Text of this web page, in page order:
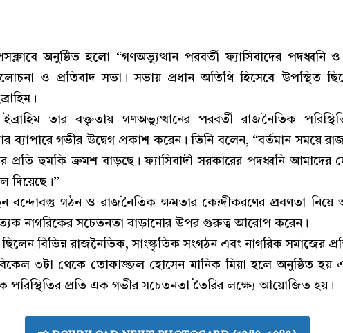
অনুষ্ঠিত হলো “গণঅভ্যুত্থান পরবর্তী ফ্যাসিবাদের পদধ্বনি ও
ও প্রতিবাদ সভা। সভায় প্রধান অতিথি হিসেবে উপস্থিত ছিলেন
তার বক্তৃতায় গণঅভ্যুত্থানের পরবর্তী রাজনৈতিক
ব্যাপারে গভীর উদ্বেগ প্রকাশ করেন। তিনি বলেন, “বর্তমান সময়ে
প্রতি হুমকি ক্রমশ বাড়ছে। ফ্যাসিবাদী সরকারের পদধ্বনি আমাদের
দিয়েছে।”
বন্দোবস্তু গঠন ও রাজনৈতিক ক্ষমতার কেন্দ্রীকরণের প্রবণতা
নাগরিকের সচেতনতা বাড়ানোর উপর গুরুত্ব আরোপ করেন।
বিভিন্ন রাজনৈতিক, সাংস্কৃতিক সংগঠন এবং নাগরিক সমাজের
বিকেল ৩টা থেকে তোফাজ্জল হোসেন মানিক মিয়া হলে অনুষ্ঠিত হয়
পরিস্থিতির প্রতি এক গভীর সচেতনতা তৈরির লক্ষ্যে আয়োজিত হয়।